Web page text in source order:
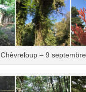
Chèvreloup – 9 septembre